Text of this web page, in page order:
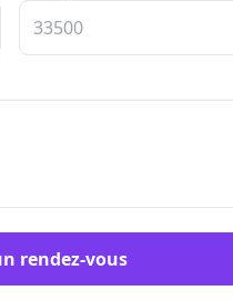
rendez-vous